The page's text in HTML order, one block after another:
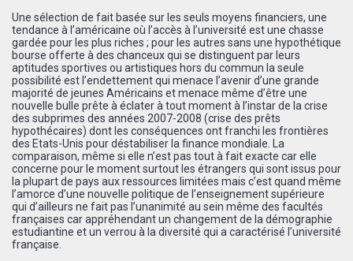
Une sélection de fait basée sur les seuls moyens financiers, une
tendance à l’américaine où l’accès à l’université est une chasse
gardée pour les plus riches ; pour les autres sans une hypothétique
bourse offerte à des chanceux qui se distinguent par leurs
aptitudes sportives ou artistiques hors du commun la seule
possibilité est l’endettement qui menace l’avenir d’une grande
majorité de jeunes Américains et menace même d’être une
nouvelle bulle prête à éclater à tout moment à l’instar de la crise
des subprimes des années 2007-2008 (crise des prêts
hypothécaires) dont les conséquences ont franchi les frontières
des Etats-Unis pour déstabiliser la finance mondiale. La
comparaison, même si elle n’est pas tout à fait exacte car elle
concerne pour le moment surtout les étrangers qui sont issus pour
la plupart de pays aux ressources limitées mais c’est quand même
l’amorce d’une nouvelle politique de l’enseignement supérieure
qui d’ailleurs ne fait pas l’unanimité au sein même des facultés
françaises car appréhendant un changement de la démographie
estudiantine et un verrou à la diversité qui a caractérisé l’université
française.